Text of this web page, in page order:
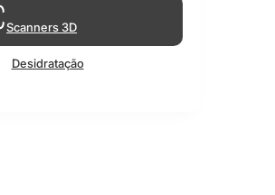
Desidratação
Scanners 3D